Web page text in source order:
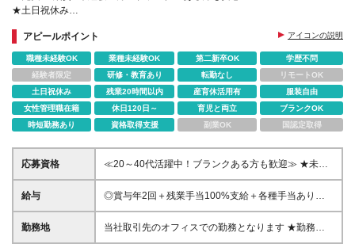
★土日祝休み
★有給休暇取得率80％以上
★定着率95％
アピールポイント アイコンの説明
職種未経験OK 業種未経験OK 第二新卒OK
学歴不問
経験者限定
研修・教育あり 転勤なし
リモートOK
土日祝休み
残業20時間以内 産育休活用有
服装自由
女性管理職在籍
休日120日～ 育児と両立
ブランクOK
時短勤務あり
資格取得支援 副業OK 国認定取得
応募資格
≪20～40代活躍中！ブランクある方も歓迎≫ ★未経
験＆第二新卒の方もOK♪ 経験より、人柄重視の採用を
行っています◎ ★学歴不問 ☆こんな方にぴったり☆
張りたい方 ・仕事もプライベートも充実させて、自
分らしい生活を実現したい方 ・安定した環境で長く
給与
◎賞与年2回＋残業手当100%支給＋各種手当あり
【東京】月給27万～31万 【横浜】月給23万～25万
【名古屋】月給20万6000円～23万 【大阪】月給20万
勤務地
当社取引先のオフィスでの勤務となります ★勤務地
は希望を考慮して決定します ★担当オフィスへの直